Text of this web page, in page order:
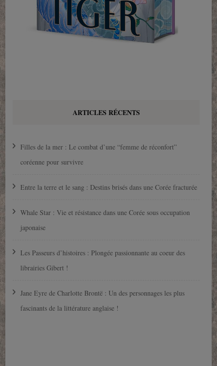
ARTICLES RÉCENTS
Filles de la mer : Le combat d’une “femme de réconfort”
coréenne pour survivre
Entre la terre et le sang : Destins brisés dans une Corée fracturée
Whale Star : Vie et résistance dans une Corée sous occupation
japonaise
Les Passeurs d’histoires : Plongée passionnante au coeur des
librairies Gibert !
Jane Eyre de Charlotte Brontë : Un des personnages les plus
fascinants de la littérature anglaise !